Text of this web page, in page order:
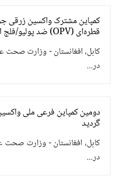
قطره‌ای (OPV) ضد پولیو/فلج اطفال آغاز شد
کابل، افغانستان - وزارت صحت
در...
دومین کمپاین فرعی ملی
گردید
کابل، افغانستان - وزارت صحت
در...